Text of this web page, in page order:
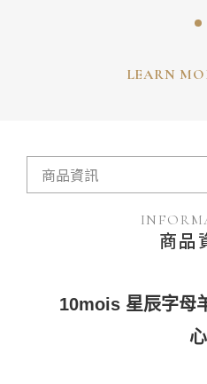
LEARN
商品
10mois 星辰字母
心